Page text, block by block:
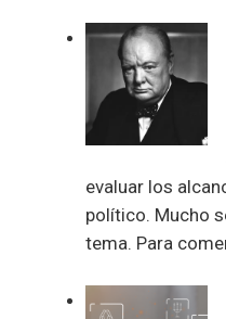
a
la
diáspora
evaluar los
político. Mucho
tema. Para